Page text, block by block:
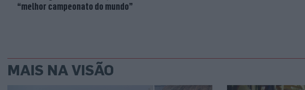
“melhor campeonato do mundo”
MAIS NA VISÃO